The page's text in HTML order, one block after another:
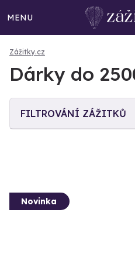
MENU
Zážitky.cz
Dárky do
FILTROVÁNÍ ZÁŽITKŮ
Novinka